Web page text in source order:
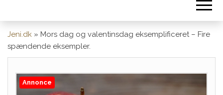
Jeni.dk » Mors dag og valentinsdag eksemplificeret – Fire
spændende eksempler.
Annonce